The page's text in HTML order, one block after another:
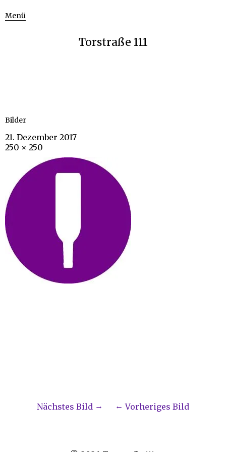
Menü
Torstraße 111
Bilder
21. Dezember 2017
250 × 250
Nächstes Bild Vorheriges Bild